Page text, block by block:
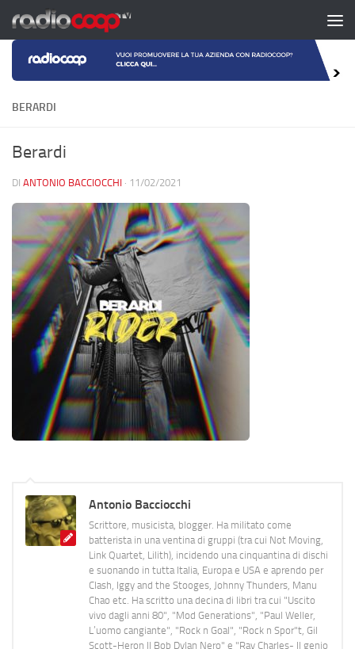
Salta al contenuto
BERARDI
Berardi
DI ANTONIO BACCIOCCHI · 11/02/2021
Antonio Bacciocchi
Scrittore, musicista, blogger. Ha militato come
batterista in una ventina di gruppi (tra cui Not Moving,
Link Quartet, Lilith), incidendo una cinquantina di dischi
e suonando in tutta Italia, Europa e USA e aprendo per
Clash, Iggy and the Stooges, Johnny Thunders, Manu
Chao etc. Ha scritto una decina di libri tra cui "Uscito
vivo dagli anni 80", "Mod Generations", "Paul Weller,
L’uomo cangiante", "Rock n Goal", "Rock n Spor"t, Gil
Scott-Heron Il Bob Dylan Nero" e "Ray Charles- Il genio